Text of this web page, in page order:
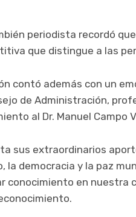
periodista recordó
que distingue a las
contó además con un
de Administración,
al Dr. Manuel Campo
sus extraordinarios
la democracia y la paz
conocimiento en